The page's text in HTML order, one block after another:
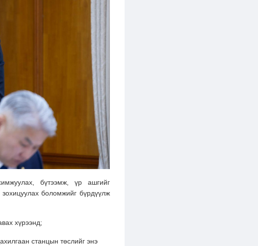
бүтээмж, үр ашгийг
боломжийг бүрдүүлж
хүрээнд;
станцын төслийг энэ